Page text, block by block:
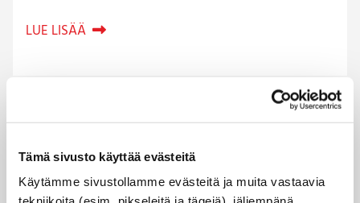
Tämä sivusto käyttää evästeitä
Käytämme sivustollamme evästeitä ja muita vastaavia
LUE LISÄÄ 